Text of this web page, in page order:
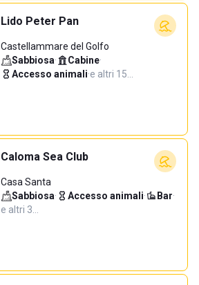
Lido Peter Pan
Castellammare del Golfo
Sabbiosa· Cabine·
Accesso animali·e altri 15…
Caloma Sea Club
Casa Santa
Sabbiosa· Accesso animali· Bar·
e altri 3…